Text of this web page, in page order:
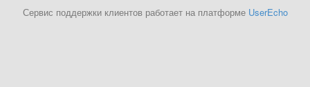
Сервис поддержки клиентов работает на платформе UserEcho